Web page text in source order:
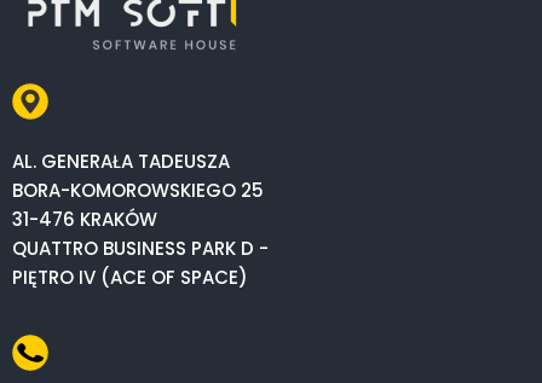
AL. GENERAŁA TADEUSZA
BORA-KOMOROWSKIEGO 25
31-476 KRAKÓW
QUATTRO BUSINESS PARK D -
PIĘTRO IV (ACE OF SPACE)